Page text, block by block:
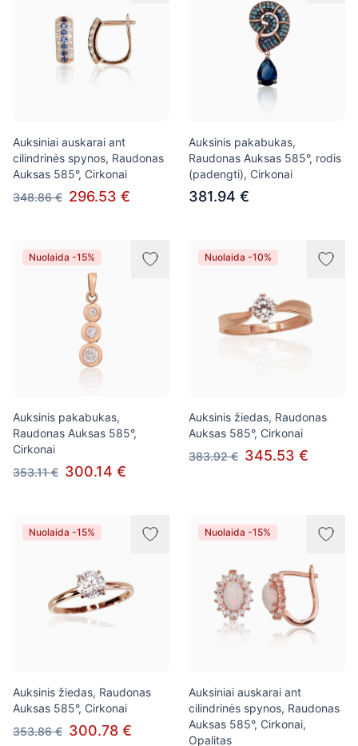
Auksiniai auskarai ant
cilindrinės spynos, Raudonas
Auksas 585°, Cirkonai
348.86 € 296.53 €
Auksinis pakabukas,
Raudonas Auksas 585°, rodis
(padengti), Cirkonai
381.94 €
Nuolaida -15%
Auksinis pakabukas,
Raudonas Auksas 585°,
Cirkonai
353.11 € 300.14 €
Nuolaida -10%
Auksinis žiedas, Raudonas
Auksas 585°, Cirkonai
383.92 € 345.53 €
Nuolaida -15%
Auksinis žiedas, Raudonas
Auksas 585°, Cirkonai
353.86 € 300.78 €
Nuolaida -15%
Auksiniai auskarai ant
cilindrinės spynos, Raudonas
Auksas 585°, Cirkonai,
Opalitas